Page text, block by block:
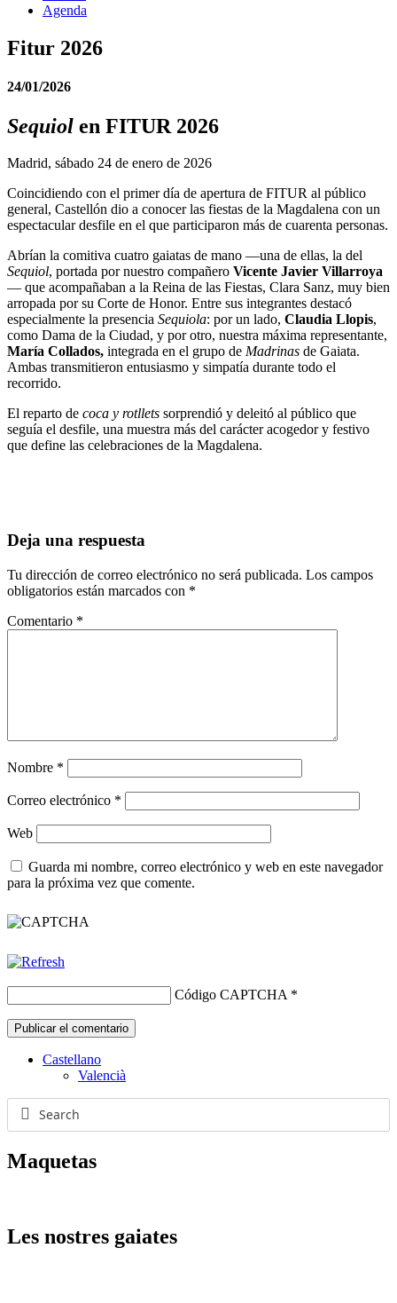
Agenda
Fitur 2026
24/01/2026
Sequiol en FITUR 2026
Madrid, sábado 24 de enero de 2026
Coincidiendo con el primer día de apertura de FITUR al público
general, Castellón dio a conocer las fiestas de la Magdalena con un
espectacular desfile en el que participaron más de cuarenta personas.
Abrían la comitiva cuatro gaiatas de mano —una de ellas, la del
Sequiol, portada por nuestro compañero Vicente Javier Villarroya
— que acompañaban a la Reina de las Fiestas, Clara Sanz, muy bien
arropada por su Corte de Honor. Entre sus integrantes destacó
especialmente la presencia Sequiola: por un lado, Claudia Llopis,
como Dama de la Ciudad, y por otro, nuestra máxima representante,
María Collados, integrada en el grupo de Madrinas de Gaiata.
Ambas transmitieron entusiasmo y simpatía durante todo el
recorrido.
El reparto de coca y rotllets sorprendió y deleitó al público que
seguía el desfile, una muestra más del carácter acogedor y festivo
que define las celebraciones de la Magdalena.
Deja una respuesta
Tu dirección de correo electrónico no será publicada. Los campos
obligatorios están marcados con *
Comentario *
Nombre *
Correo electrónico *
Web
Guarda mi nombre, correo electrónico y web en este navegador
para la próxima vez que comente.
Código CAPTCHA *
Castellano
Valencià
Maquetas
Les nostres gaiates